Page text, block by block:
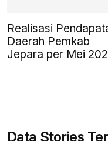
Realisasi
Daerah Pemkab
Jepara per Mei
Data Stories